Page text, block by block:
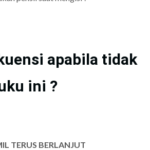
apabila tidak
ini ?
TERUS BERLANJUT